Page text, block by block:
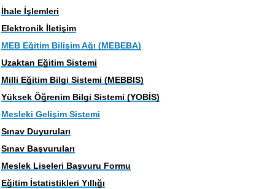
İhale İşlemleri
Elektronik İletişim
MEB Eğitim Bilişim Ağı (MEBEBA)
Uzaktan Eğitim Sistemi
Milli Eğitim Bilgi Sistemi (MEBBIS)
Yüksek Öğrenim Bilgi Sistemi (YOBİS)
Mesleki Gelişim Sistemi
Sınav Duyuruları
Sınav Başvuruları
Meslek Liseleri Başvuru Formu
Eğitim İstatistikleri Yıllığı